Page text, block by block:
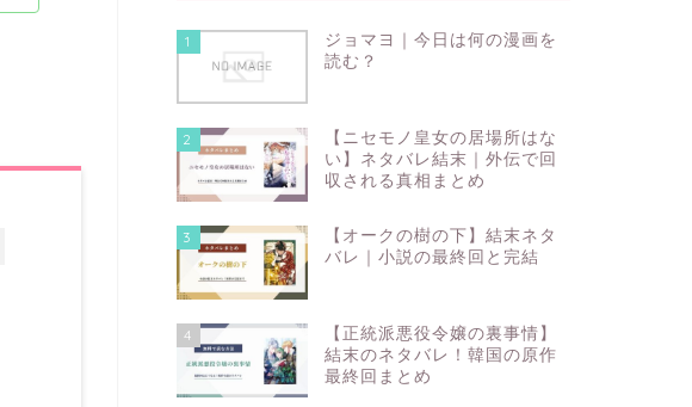
1
ジョマヨ｜今日は何の漫画を
読む？
2
【ニセモノ皇女の居場所はな
い】ネタバレ結末｜外伝で回
収される真相まとめ
3
【オークの樹の下】結末ネタ
バレ｜小説の最終回と完結
4
【正統派悪役令嬢の裏事情】
結末のネタバレ！韓国の原作
最終回まとめ